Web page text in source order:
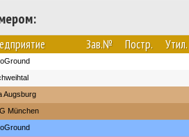
Зав.№ Постр. Утил.
Augsburg
München